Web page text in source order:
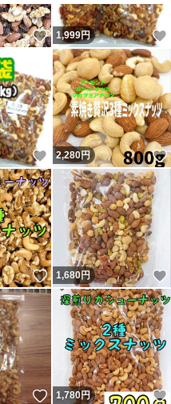
いいね！
1,999円
いいね！
2,280円
いいね！
1,680円
いいね！
1,780円